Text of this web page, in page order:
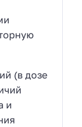
(в дозе
и